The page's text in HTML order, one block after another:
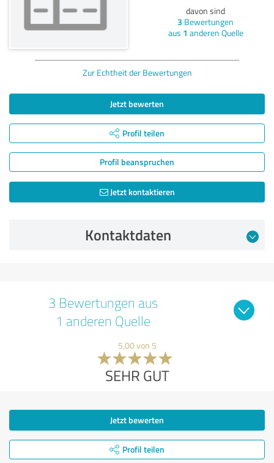
davon sind
3 Bewertungen
aus 1 anderen Quelle
Zur Echtheit der Bewertungen
Jetzt bewerten
Profil teilen
Profil beanspruchen
Jetzt kontaktieren
Kontaktdaten
3 Bewertungen aus
1 anderen Quelle
5,00 von 5
SEHR GUT
Jetzt bewerten
Profil teilen